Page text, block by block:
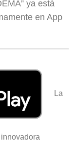
ya está
en App
La